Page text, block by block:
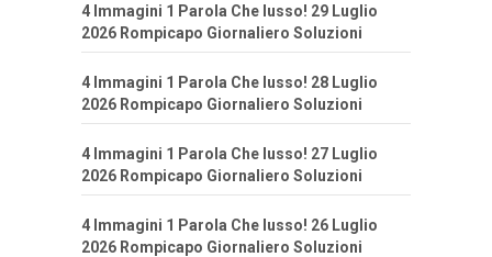
4 Immagini 1 Parola Che lusso! 29 Luglio
2026 Rompicapo Giornaliero Soluzioni
4 Immagini 1 Parola Che lusso! 28 Luglio
2026 Rompicapo Giornaliero Soluzioni
4 Immagini 1 Parola Che lusso! 27 Luglio
2026 Rompicapo Giornaliero Soluzioni
4 Immagini 1 Parola Che lusso! 26 Luglio
2026 Rompicapo Giornaliero Soluzioni